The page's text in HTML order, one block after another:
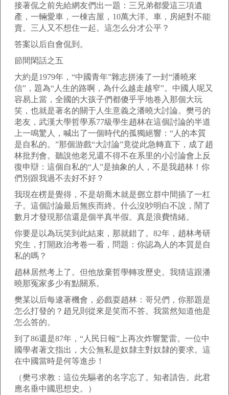
接著侃之前先給網友們出一題：三兄弟都愛這三項遺
產，一輛愛車，一棟吉屋，10萬大洋。車，房絕對不能
賣。三人又不想住一起。這怎么分才公平？
答案以后自會侃到。
節間閑話之五
大約是1979年，“中國青年”雜志拼湊了一封“潘曉來
信”，題為“人生的路啊，為什么越走越窄”。中國人呢又
容易上當，全國的大孩子們都傻乎乎地卷入那個大玩
笑，也就是著名的關于人生意義之潘曉大討論。樊弓的
老友，武漢大學哲學系77級學生趙林在這個討論的半道
上一鳴驚人，喊出了一個時代的孤獨絕響：“人的本質
是自私的。”那個游戲“大討論”竟從此急轉直下，成了趙
林批判會。聽說他老兄還不得不在系里的小討論會上反
復申辯：這個自私的“人”是抽象的人，不是我趙林！你
們別跟我過不去好不好？
我現在楞是覺得，不是胡喬木就是鄧立群中間插了一杠
子。這個討論最后無疾而終。什么沒吵明白不說，鬧了
數月才發現那信還是個半真半假。真是浪費情緒。
你要是以為玩笑到此結束，那就錯了。82年，趙林考研
究生，打開政治考卷一看，問題：你認為人的本質是自
私的嗎？
趙林居然考上了。但他放棄哲學轉攻歷史。我猜這跟潘
曉那冤家多少有點關系。
樊某以后每逮著機會，必戲耍趙林：哥兒們，你那題是
怎么打發的？趙兄則從來是笑而不答。我當然知道他是
怎么答的。
到了86還是87年，“人民日報”上再次炸響驚雷。一位中
國學者著文指出，大公無私是奴隸主對奴隸的要求。這
在中國當時是何等進步！
（樊弓求教：這位先驅者的名字忘了。知者請告。此君
應名垂中國思想史。）